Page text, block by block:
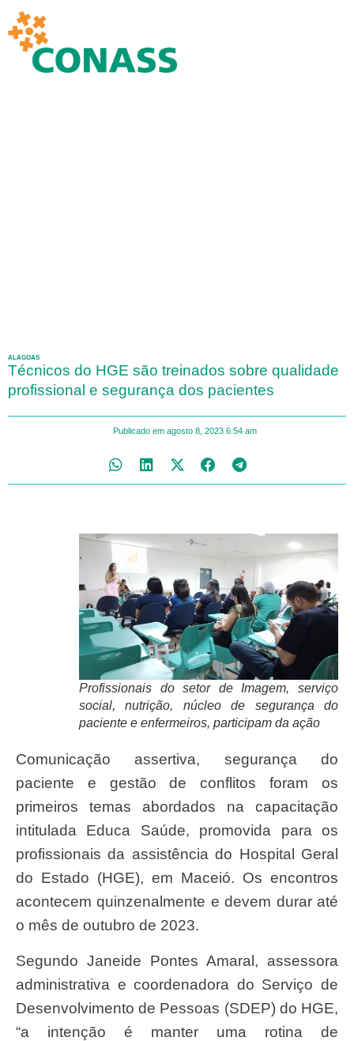
ALAGOAS
Técnicos do HGE são treinados sobre qualidade
profissional e segurança dos pacientes
Publicado em agosto 8, 2023 6:54 am
Profissionais do setor de Imagem, serviço
social, nutrição, núcleo de segurança do
paciente e enfermeiros, participam da ação
Comunicação assertiva, segurança do
paciente e gestão de conflitos foram os
primeiros temas abordados na capacitação
intitulada Educa Saúde, promovida para os
profissionais da assistência do Hospital Geral
do Estado (HGE), em Maceió. Os encontros
acontecem quinzenalmente e devem durar até
o mês de outubro de 2023.
Segundo Janeide Pontes Amaral, assessora
administrativa e coordenadora do Serviço de
Desenvolvimento de Pessoas (SDEP) do HGE,
“a intenção é manter uma rotina de